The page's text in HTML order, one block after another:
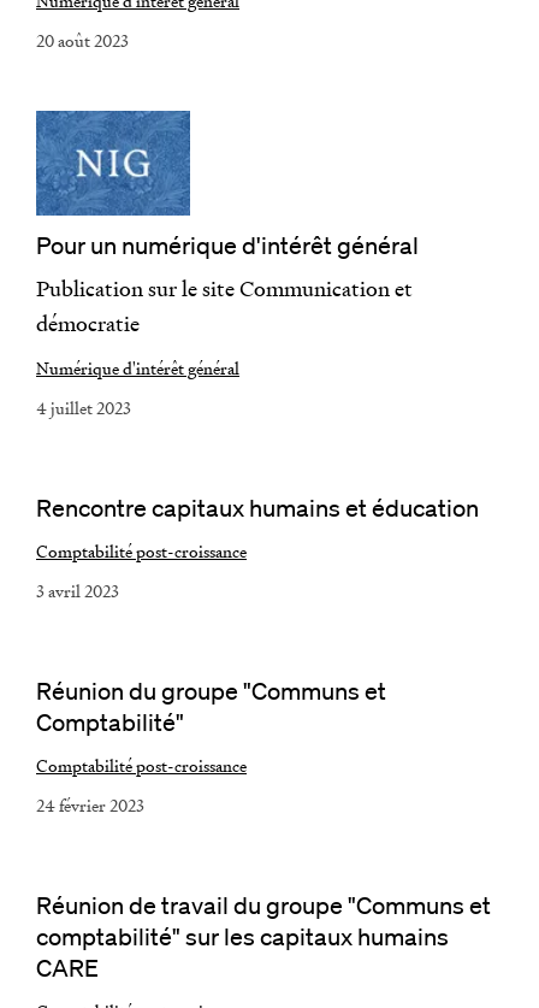
20 août 2023
Pour un numérique d'intérêt général
Publication sur le site Communication et
démocratie
Numérique d'intérêt général
4 juillet 2023
Rencontre capitaux humains et éducation
Comptabilité post-croissance
3 avril 2023
Réunion du groupe "Communs et
Comptabilité"
Comptabilité post-croissance
24 février 2023
Réunion de travail du groupe "Communs et
comptabilité" sur les capitaux humains
CARE